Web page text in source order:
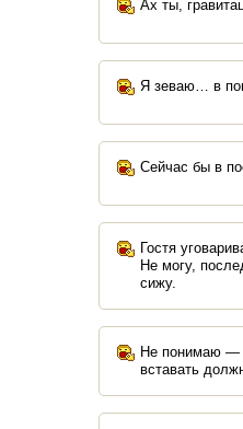
Ах ты,
Я зеваю… в
Сейчас бы в
Гостя
Не могу,
сижу.
Не понимаю —
вставать